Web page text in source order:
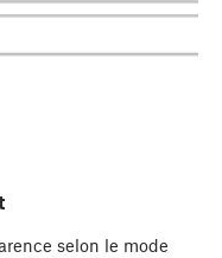
selon le mode